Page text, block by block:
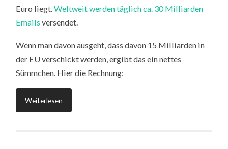
Euro liegt.Weltweit werden täglich ca. 30 Milliarden
Emails versendet.
Wenn man davon ausgeht, dass davon 15 Milliarden in
der EU verschickt werden, ergibt das ein nettes
Sümmchen. Hier die Rechnung:
Weiterlesen